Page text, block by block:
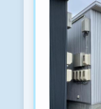
＞◡＜
浪館前田
北東
体し